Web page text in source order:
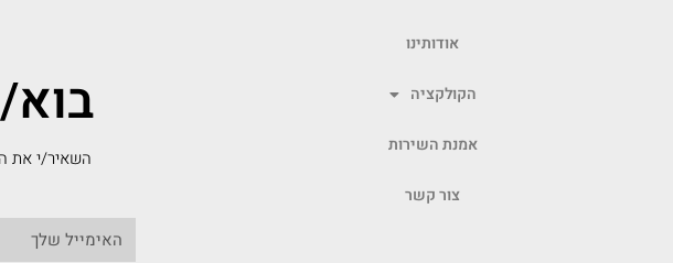
אודותינו
הקולקציה
אמנת השירות
צור קשר
השאיר/י את